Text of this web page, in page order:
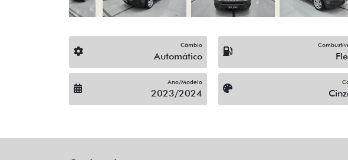
CHEVROLET
Fiat Dahruj
CHEVROLET
Fiat Dahruj